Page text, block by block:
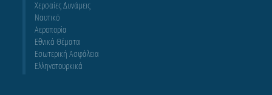
Χερσαίες Δυνάμεις
Ναυτικό
Αεροπορία
Εθνικά Θέματα
Εσωτερική Ασφάλεια
Ελληνοτουρκικά